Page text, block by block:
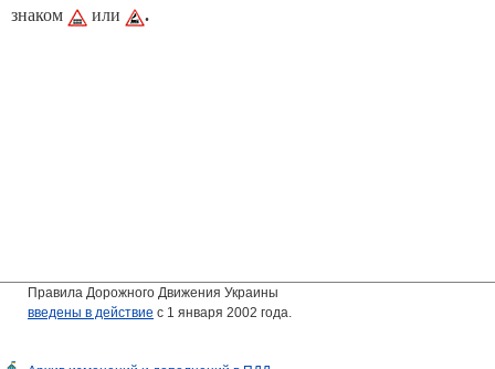
знаком
или .
Правила Дорожного Движения Украины
введены в действие с 1 января 2002 года.